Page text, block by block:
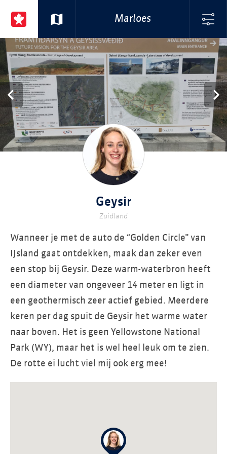
Marloes
Geysir
Zuidland
Wanneer je met de auto de “Golden Circle” van
IJsland gaat ontdekken, maak dan zeker even
een stop bij Geysir. Deze warm-waterbron heeft
een diameter van ongeveer 14 meter en ligt in
een geothermisch zeer actief gebied. Meerdere
keren per dag spuit de Geysir het warme water
naar boven. Het is geen Yellowstone National
Park (WY), maar het is wel heel leuk om te zien.
De rotte ei lucht viel mij ook erg mee!